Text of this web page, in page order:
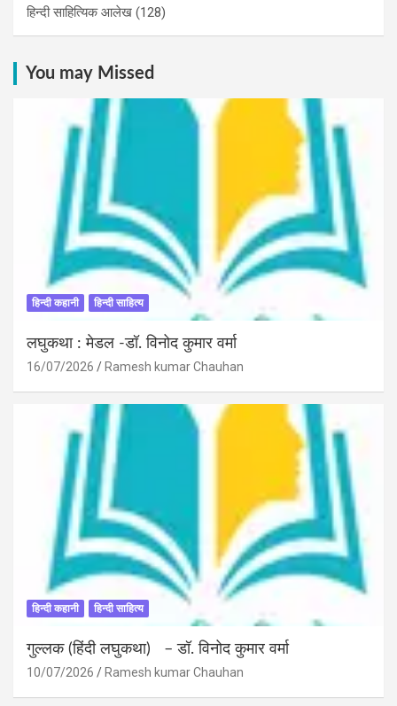
हिन्दी साहित्यिक आलेख (128)
You may Missed
हिन्दी कहानी हिन्दी साहित्य
लघुकथा : मेडल -डॉ. विनोद कुमार वर्मा
16/07/2026 Ramesh kumar Chauhan
हिन्दी कहानी हिन्दी साहित्य
गुल्लक (हिंदी लघुकथा) – डॉ. विनोद कुमार वर्मा
10/07/2026 Ramesh kumar Chauhan